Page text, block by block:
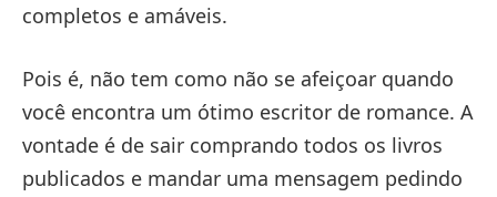
completos e amáveis.
Pois é, não tem como não se afeiçoar quando
você encontra um ótimo escritor de romance. A
vontade é de sair comprando todos os livros
publicados e mandar uma mensagem pedindo